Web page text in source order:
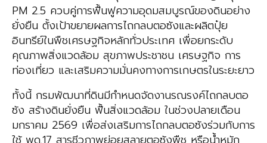
PM 2.5 ควบคู่การฟื้นฟูความอุดมสมบูรณ์ของดินอย่าง
ยั่งยืน ตั้งเป้าขยายผลการไถกลบตอซังและผลิตปุ๋ย
อินทรีย์ในพืชเศรษฐกิจหลักทั่วประเทศ เพื่อยกระดับ
คุณภาพสิ่งแวดล้อม สุขภาพประชาชน เศรษฐกิจ การ
ท่องเที่ยว และเสริมความมั่นคงทางการเกษตรในระยะยาว
ทั้งนี้ กรมพัฒนาที่ดินมีกำหนดจัดงานรณรงค์ไถกลบตอ
ซัง สร้างดินยั่งยืน ฟื้นสิ่งแวดล้อม ในช่วงปลายเดือน
มกราคม 2569 เพื่อส่งเสริมการไถกลบตอซังร่วมกับการ